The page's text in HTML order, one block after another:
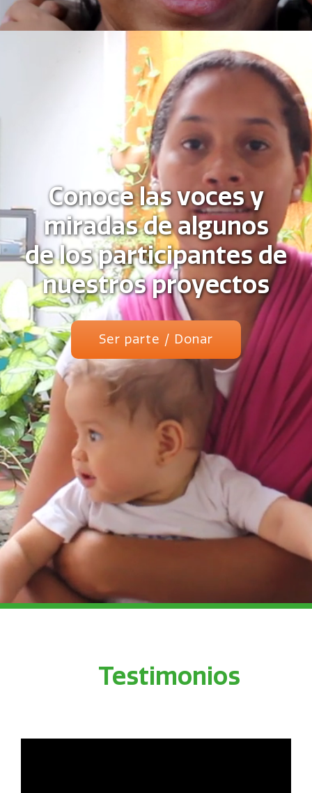
Conoce las voces y
miradas de algunos
de los participantes de
nuestros proyectos
Ser parte / Donar
Testimonios